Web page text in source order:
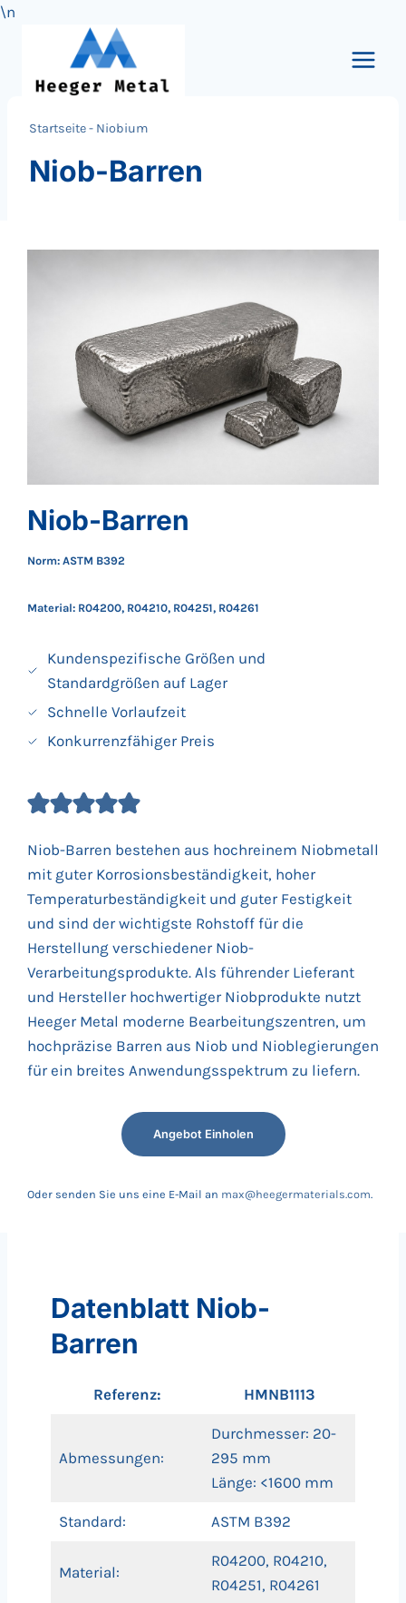
\n
springen
Startseite- Niobium
Niob-Barren
Niob-Barren
Norm: ASTM B392
Material: R04200, R04210, R04251, R04261
Kundenspezifische Größen und
Standardgrößen auf Lager
Schnelle Vorlaufzeit
Konkurrenzfähiger Preis
Niob-Barren bestehen aus hochreinem Niobmetall
mit guter Korrosionsbeständigkeit, hoher
Temperaturbeständigkeit und guter Festigkeit
und sind der wichtigste Rohstoff für die
Herstellung verschiedener Niob-
Verarbeitungsprodukte. Als führender Lieferant
und Hersteller hochwertiger Niobprodukte nutzt
Heeger Metal moderne Bearbeitungszentren, um
hochpräzise Barren aus Niob und Nioblegierungen
für ein breites Anwendungsspektrum zu liefern.
Angebot Einholen
Oder senden Sie uns eine E-Mail an max@heegermaterials.com.
Datenblatt Niob-
Barren
Referenz: HMNB1113
Abmessungen:
Durchmesser: 20-
295 mm
Länge: <1600 mm
Standard: ASTM B392
Material:
R04200, R04210,
R04251, R04261